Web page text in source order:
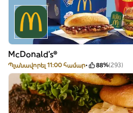
McDonald's®
Պլանավորել 11:00 համար 88%(293)